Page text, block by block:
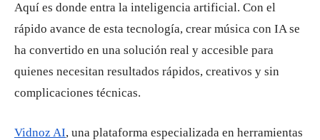
Aquí es donde entra la inteligencia artificial. Con el
rápido avance de esta tecnología, crear música con IA se
ha convertido en una solución real y accesible para
quienes necesitan resultados rápidos, creativos y sin
complicaciones técnicas.
Vidnoz AI, una plataforma especializada en herramientas